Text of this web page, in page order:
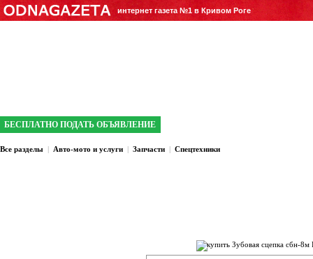
интернет газета №1 в Кривом Роге
БЕСПЛАТНО ПОДАТЬ ОБЪЯВЛЕНИЕ
Все разделы | Авто-мото и услуги | Запчасти | Спецтехники